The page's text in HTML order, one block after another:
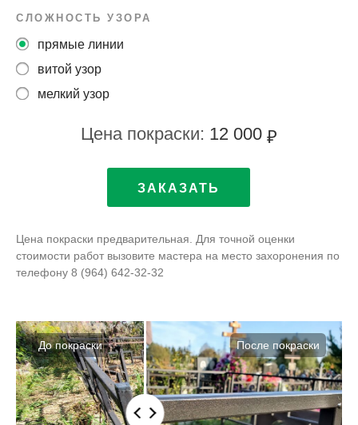
СЛОЖНОСТЬ УЗОРА
прямые линии
витой узор
мелкий узор
Цена покраски: 12 000 ₽
ЗАКАЗАТЬ
Цена покраски предварительная. Для точной оценки
стоимости работ вызовите мастера на место захоронения по
телефону8 (964) 642-32-32